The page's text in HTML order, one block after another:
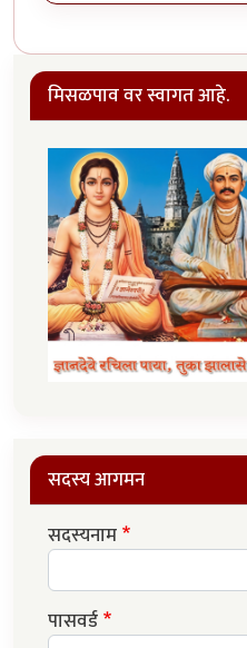
मिसळपाव वर स्वागत आहे.
सदस्य आगमन
सदस्यनाम
पासवर्ड